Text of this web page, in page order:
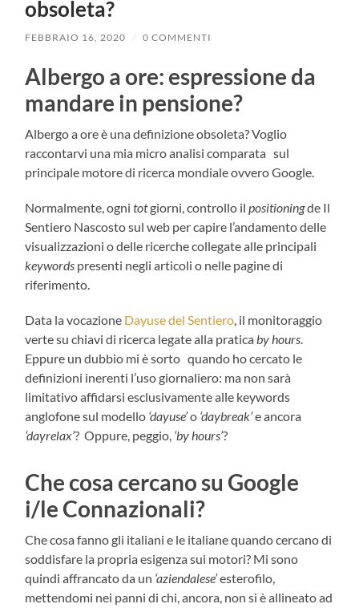
obsoleta?
FEBBRAIO 16, 2020 / 0 COMMENTI
Albergo a ore: espressione da
mandare in pensione?
Albergo a ore è una definizione obsoleta? Voglio
raccontarvi una mia micro analisi comparata sul
principale motore di ricerca mondiale ovvero Google.
Normalmente, ognitotgiorni, controllo ilpositioningde Il
Sentiero Nascosto sul web per capire l’andamento delle
visualizzazioni o delle ricerche collegate alle principali
keywords presenti negli articoli o nelle pagine di
riferimento.
Data la vocazione Dayuse del Sentiero, il monitoraggio
verte su chiavi di ricerca legate alla praticaby hours.
Eppure un dubbio mi è sorto quando ho cercato le
definizioni inerenti l’uso giornaliero: ma non sarà
limitativo affidarsi esclusivamente alle keywords
anglofone sul modello ‘dayuse’o ‘daybreak’e ancora
‘dayrelax’? Oppure, peggio, ‘by hours’?
Che cosa cercano su Google
i/le Connazionali?
Che cosa fanno gli italiani e le italiane quando cercano di
soddisfare la propria esigenza sui motori? Mi sono
quindi affrancato da un ‘aziendalese’esterofilo,
mettendomi nei panni di chi, ancora, non si è allineato ad